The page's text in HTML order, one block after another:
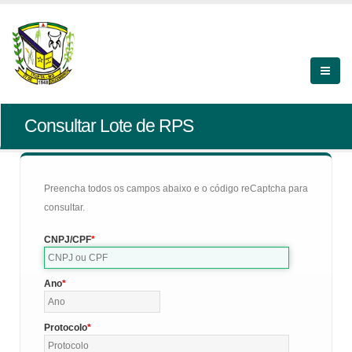
Consultar Lote de RPS
Preencha todos os campos abaixo e o código reCaptcha para
consultar.
CNPJ/CPF
Ano
Protocolo